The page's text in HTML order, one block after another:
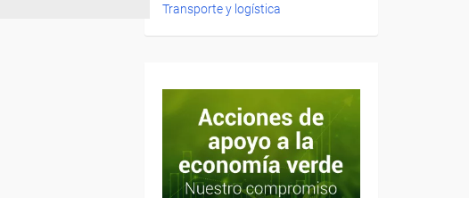
Transporte y logística